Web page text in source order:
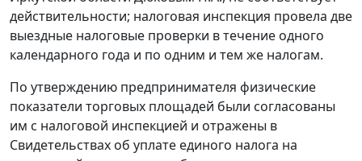
действительности; налоговая инспекция провела две
выездные налоговые проверки в течение одного
календарного года и по одним и тем же налогам.
По утверждению предпринимателя физические
показатели торговых площадей были согласованы
им с налоговой инспекцией и отражены в
Свидетельствах об уплате единого налога на